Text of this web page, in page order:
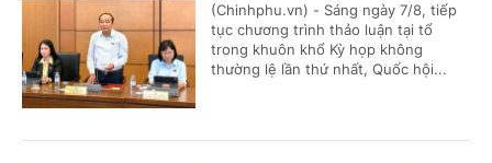
(Chinhphu.vn) - Sáng ngày 7/8, tiếp
tục chương trình thảo luận tại tổ
trong khuôn khổ Kỳ họp không
thường lệ lần thứ nhất, Quốc hội...